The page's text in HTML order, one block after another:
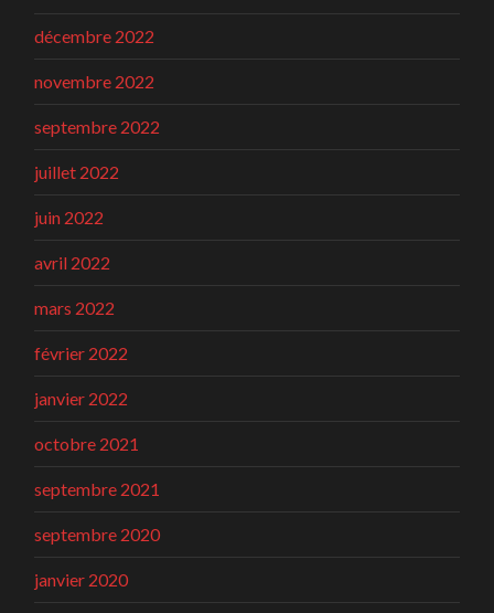
décembre 2022
novembre 2022
septembre 2022
juillet 2022
juin 2022
avril 2022
mars 2022
février 2022
janvier 2022
octobre 2021
septembre 2021
septembre 2020
janvier 2020